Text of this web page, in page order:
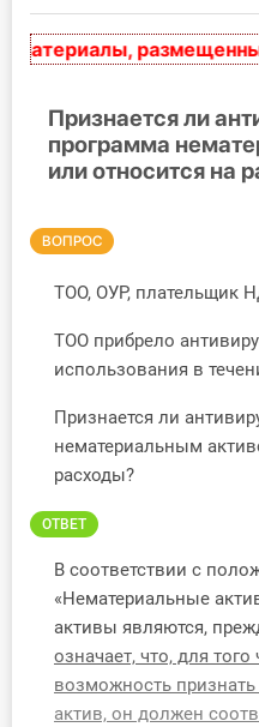
Консультации
Правовая база
Библиотека
Инструменты
Вебинары
Справочник
Практика ИП
Кадры. Труд. Зарплата.
Учет по отраслям
Юридический
Интернет-магазин
размещенные
Признается ли
программа
или относится на
ВОПРОС
ТОО, ОУР, плательщик
ТОО прибрело
использования в
Признается ли
нематериальным
расходы?
ОТВЕТ
В соответствии с
«Нематериальные
активы являются,
означает, что, для
возможность признать
актив, он должен